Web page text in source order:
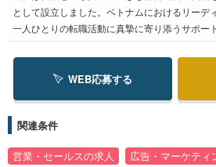
として設立しました。ベトナムにおけるリーデ
一人ひとりの転職活動に真摯に寄り添うサポー
WEB応募する
関連条件
営業・セールスの求人
広告・マーケティ